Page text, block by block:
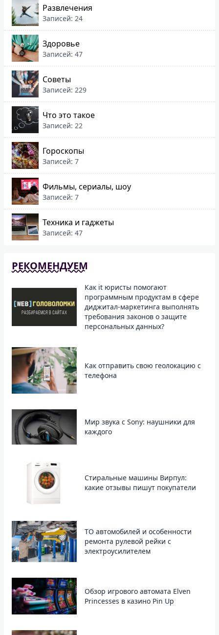
Развлечения
Записей: 24
Здоровье
Записей: 47
Советы
Записей: 229
Что это такое
Записей: 22
Гороскопы
Записей: 7
Фильмы, сериалы, шоу
Записей: 7
Техника и гаджеты
Записей: 47
РЕКОМЕНДУЕМ
Как it юристы помогают
программным продуктам в сфере
диджитал-маркетинга выполнять
требования законов о защите
персональных данных?
Как отправить свою геолокацию с
телефона
Мир звука с Sony: наушники для
каждого
Стиральные машины Вирпул:
какие отзывы пишут покупатели
ТО автомобилей и особенности
ремонта рулевой рейки с
электроусилителем
Обзор игрового автомата Elven
Princesses в казино Pin Up